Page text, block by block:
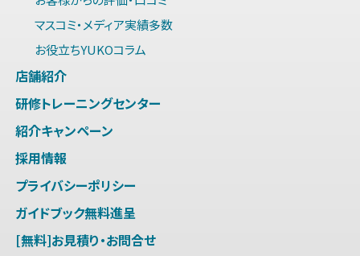
マスコミ・メディア実績多数
お役立ちYUKOコラム
店舗紹介
研修トレーニングセンター
紹介キャンペーン
採用情報
プライバシーポリシー
ガイドブック無料進呈
[無料]お見積り・お問合せ